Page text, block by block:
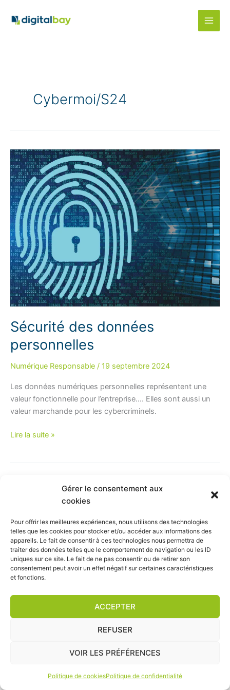
Gérer le consentement aux
cookies
Pour offrir les meilleures expériences, nous utilisons des technologies
telles que les cookies pour stocker et/ou accéder aux informations des
appareils. Le fait de consentir à ces technologies nous permettra de
traiter des données telles que le comportement de navigation ou les ID
uniques sur ce site. Le fait de ne pas consentir ou de retirer son
consentement peut avoir un effet négatif sur certaines caractéristiques
et fonctions.
ACCEPTER
REFUSER
VOIR LES PRÉFÉRENCES
Politique de cookiesPolitique de confidentialité
Cybermoi/s24
Sécurité des données
personnelles
Numérique Responsable / 19 septembre 2024
Les données numériques personnelles représentent une
valeur fonctionnelle pour l’entreprise…. Elles sont aussi un
valeur marchande pour les cybercriminels.
Sécurité
Lire la suite »
Plan du site
Mentions légales
Politique de confidentialité
Politique de cookies (UE)
entreprises du numérique partenaire de la CDA La Rochelle